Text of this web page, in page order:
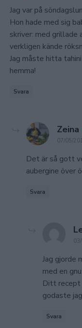
Jag var på
Hon hade med sig
skriver: med grillade
verkligen kände
Jag måste hitta
hemma!
Svara
Zeina
07/05/
Det är så gott
aubergine över
Svara
Jag gjorde
med en
Ditt recept
godaste
Svara